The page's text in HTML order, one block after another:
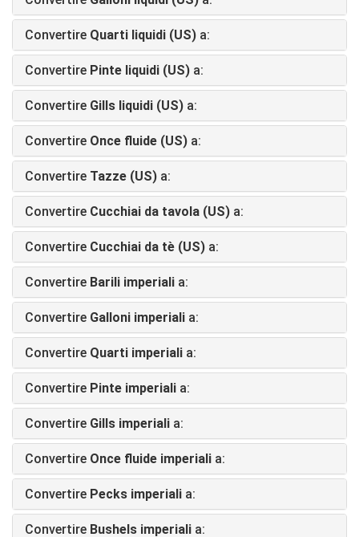
Convertire Quarti liquidi (US) a:
Convertire Pinte liquidi (US) a:
Convertire Gills liquidi (US) a:
Convertire Once fluide (US) a:
Convertire Tazze (US) a:
Convertire Cucchiai da tavola (US) a:
Convertire Cucchiai da tè (US) a:
Convertire Barili imperiali a:
Convertire Galloni imperiali a:
Convertire Quarti imperiali a:
Convertire Pinte imperiali a:
Convertire Gills imperiali a:
Convertire Once fluide imperiali a:
Convertire Pecks imperiali a:
Convertire Bushels imperiali a: